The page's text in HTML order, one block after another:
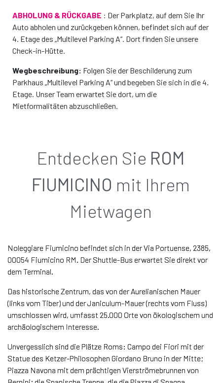
mit Gold Protection auf Null. Dieser Plan deckt auch
Reifen und Scheiben ab.
Sorgenfreie Automiete!
Plan GOLD hinzufügen und fortfahren
gewählt haben
oder ähnlich*
ihnen bieten
ABHOLUNG & RÜCKGABE : Der Parkplatz, auf dem Sie Ihr
Auto abholen und zurückgeben können, befindet sich auf der
4. Etage des „Multilevel Parking A“. Dort finden Sie unsere
Check-in-Hütte.
Wegbeschreibung: Folgen Sie der Beschilderung zum
Parkhaus „Multilevel Parking A“ und begeben Sie sich in die 4.
Etage. Unser Team erwartet Sie dort, um die
Mietformalitäten abzuschließen.
Entdecken Sie ROM
FIUMICINO mit Ihrem
Mietwagen
Noleggiare Fiumicino befindet sich in der Via Portuense, 2385,
00054 Fiumicino RM. Der Shuttle-Bus erwartet Sie direkt vor
dem Terminal.
Das historische Zentrum, das von der Aurelianischen Mauer
(links vom Tiber) und der Janiculum-Mauer (rechts vom Fluss)
umschlossen wird, umfasst 25.000 Orte von ökologischem und
archäologischem Interesse.
Unvergesslich sind die Plätze Roms: Campo dei Fiori mit der
Statue des Ketzer-Philosophen Giordano Bruno in der Mitte;
Piazza Navona mit dem prächtigen Vierströmebrunnen von